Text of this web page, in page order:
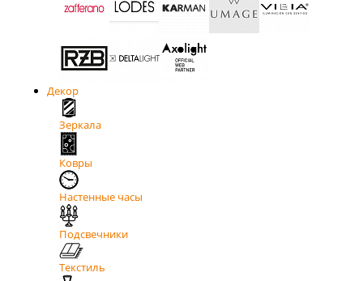
Декор
Зеркала
Ковры
Настенные часы
Подсвечники
Текстиль